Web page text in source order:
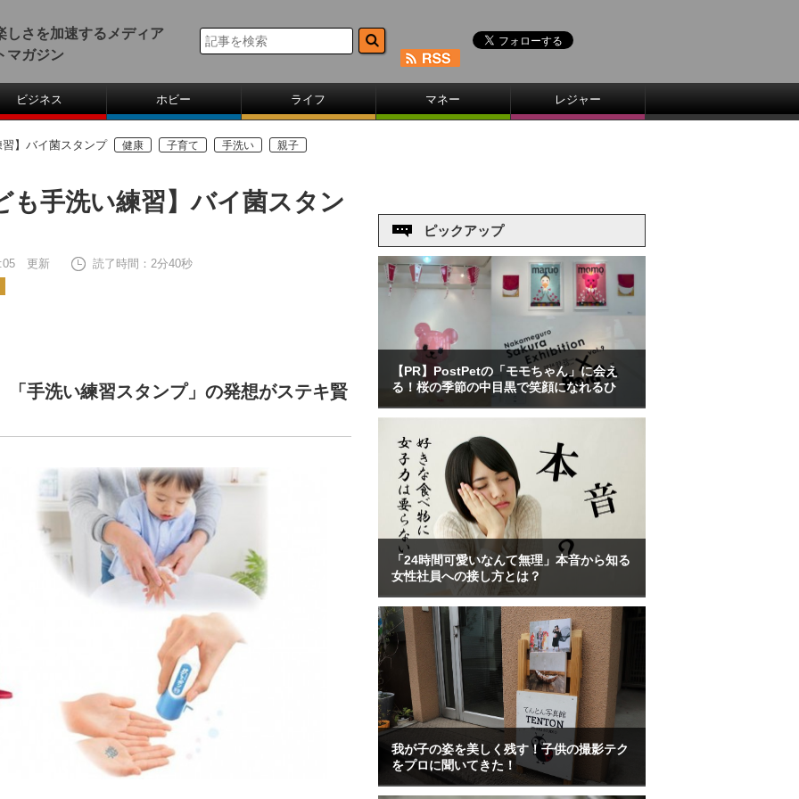
しさを加速するメディア
マガジン
ビジネス ホビー ライフ マネー レジャー
】バイ菌スタンプ 健康 子育て 手洗い 親子
も手洗い練習】バイ菌スタン
更新 読了時間：2分40秒
手洗い練習スタンプ」の発想がステキ賢
ピックアップ
【PR】PostPetの「モモちゃん」に会え
る！桜の季節の中目黒で笑顔になれるひ
「24時間可愛いなんて無理」本音から知る
女性社員への接し方とは？
我が子の姿を美しく残す！子供の撮影テク
をプロに聞いてきた！